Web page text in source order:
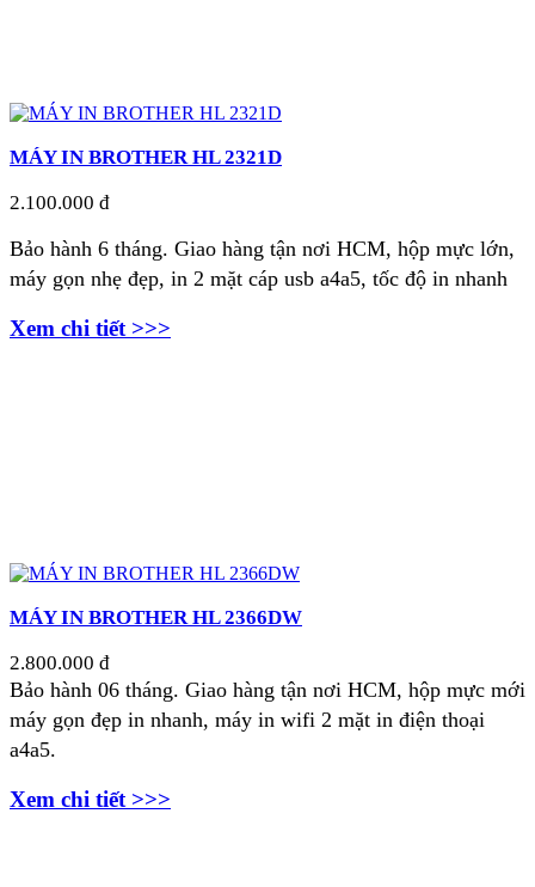
MÁY IN BROTHER HL 2321D
2.100.000 đ
Bảo hành 6 tháng. Giao hàng tận nơi HCM, hộp mực lớn,
máy gọn nhẹ đẹp, in 2 mặt cáp usb a4a5, tốc độ in nhanh
Xem chi tiết >>>
MÁY IN BROTHER HL 2366DW
2.800.000 đ
Bảo hành 06 tháng. Giao hàng tận nơi HCM, hộp mực mới
máy gọn đẹp in nhanh, máy in wifi 2 mặt in điện thoại
a4a5.
Xem chi tiết >>>